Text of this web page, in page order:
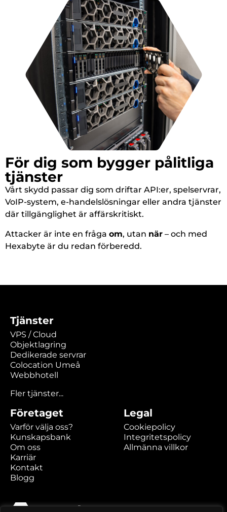
För dig som bygger pålitliga
tjänster
Vårt skydd passar dig som driftar API:er, spelservrar,
VoIP-system, e-handelslösningar eller andra tjänster
där tillgänglighet är affärskritiskt.
Attacker är inte en fråga om, utan när – och med
Hexabyte är du redan förberedd.
Tjänster
VPS / Cloud
Objektlagring
Dedikerade servrar
Colocation Umeå
Webbhotell
Fler tjänster...
Företaget
Varför välja oss?
Kunskapsbank
Om oss
Karriär
Kontakt
Blogg
Legal
Cookiepolicy
Integritetspolicy
Allmänna villkor